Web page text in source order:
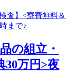
の組立・
30万円>夜